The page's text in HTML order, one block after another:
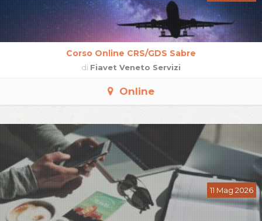
Corso Online CRS/GDS Sabre
di Fiavet Veneto Servizi
Online
11 Mag 2026